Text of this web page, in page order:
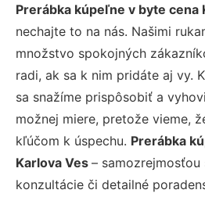
Prerábka kúpeľne v byte cena
nechajte to na nás. Našimi
množstvo spokojných
radi, ak sa k nim pridáte aj vy.
sa snažíme prispôsobiť a
možnej miere, pretože vieme,
kľúčom k úspechu. Prerábka
Karlova Ves –
konzultácie či detailné